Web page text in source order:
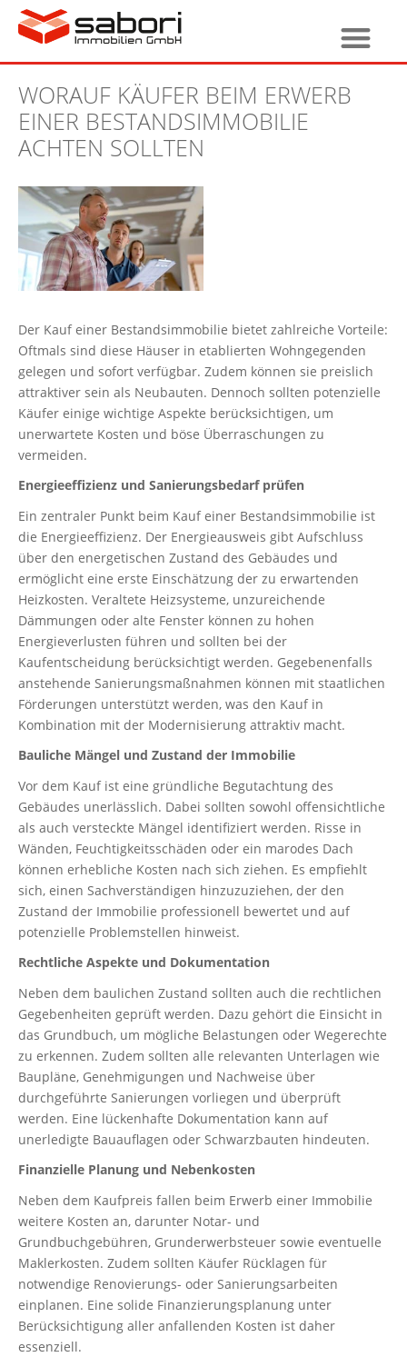
WORAUF KÄUFER BEIM ERWERB
EINER BESTANDSIMMOBILIE
ACHTEN SOLLTEN
Der Kauf einer Bestandsimmobilie bietet zahlreiche Vorteile:
Oftmals sind diese Häuser in etablierten Wohngegenden
gelegen und sofort verfügbar. Zudem können sie preislich
attraktiver sein als Neubauten. Dennoch sollten potenzielle
Käufer einige wichtige Aspekte berücksichtigen, um
unerwartete Kosten und böse Überraschungen zu
vermeiden.
Energieeffizienz und Sanierungsbedarf prüfen
Ein zentraler Punkt beim Kauf einer Bestandsimmobilie ist
die Energieeffizienz. Der Energieausweis gibt Aufschluss
über den energetischen Zustand des Gebäudes und
ermöglicht eine erste Einschätzung der zu erwartenden
Heizkosten. Veraltete Heizsysteme, unzureichende
Dämmungen oder alte Fenster können zu hohen
Energieverlusten führen und sollten bei der
Kaufentscheidung berücksichtigt werden. Gegebenenfalls
anstehende Sanierungsmaßnahmen können mit staatlichen
Förderungen unterstützt werden, was den Kauf in
Kombination mit der Modernisierung attraktiv macht.
Bauliche Mängel und Zustand der Immobilie
Vor dem Kauf ist eine gründliche Begutachtung des
Gebäudes unerlässlich. Dabei sollten sowohl offensichtliche
als auch versteckte Mängel identifiziert werden. Risse in
Wänden, Feuchtigkeitsschäden oder ein marodes Dach
können erhebliche Kosten nach sich ziehen. Es empfiehlt
sich, einen Sachverständigen hinzuzuziehen, der den
Zustand der Immobilie professionell bewertet und auf
potenzielle Problemstellen hinweist.
Rechtliche Aspekte und Dokumentation
Neben dem baulichen Zustand sollten auch die rechtlichen
Gegebenheiten geprüft werden. Dazu gehört die Einsicht in
das Grundbuch, um mögliche Belastungen oder Wegerechte
zu erkennen. Zudem sollten alle relevanten Unterlagen wie
Baupläne, Genehmigungen und Nachweise über
durchgeführte Sanierungen vorliegen und überprüft
werden. Eine lückenhafte Dokumentation kann auf
unerledigte Bauauflagen oder Schwarzbauten hindeuten.
Finanzielle Planung und Nebenkosten
Neben dem Kaufpreis fallen beim Erwerb einer Immobilie
weitere Kosten an, darunter Notar- und
Grundbuchgebühren, Grunderwerbsteuer sowie eventuelle
Maklerkosten. Zudem sollten Käufer Rücklagen für
notwendige Renovierungs- oder Sanierungsarbeiten
einplanen. Eine solide Finanzierungsplanung unter
Berücksichtigung aller anfallenden Kosten ist daher
essenziell.